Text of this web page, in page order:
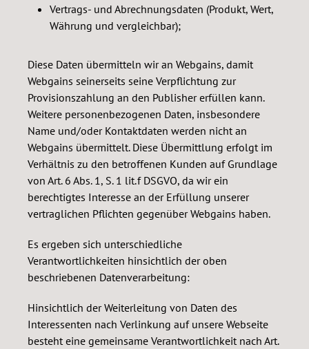
Vertrags- und Abrechnungsdaten (Produkt, Wert,
Währung und vergleichbar);
Diese Daten übermitteln wir an Webgains, damit
Webgains seinerseits seine Verpflichtung zur
Provisionszahlung an den Publisher erfüllen kann.
Weitere personenbezogenen Daten, insbesondere
Name und/oder Kontaktdaten werden nicht an
Webgains übermittelt. Diese Übermittlung erfolgt im
Verhältnis zu den betroffenen Kunden auf Grundlage
von Art. 6 Abs. 1, S. 1 lit. f DSGVO, da wir ein
berechtigtes Interesse an der Erfüllung unserer
vertraglichen Pflichten gegenüber Webgains haben.
Es ergeben sich unterschiedliche
Verantwortlichkeiten hinsichtlich der oben
beschriebenen Datenverarbeitung:
Hinsichtlich der Weiterleitung von Daten des
Interessenten nach Verlinkung auf unsere Webseite
besteht eine gemeinsame Verantwortlichkeit nach Art.